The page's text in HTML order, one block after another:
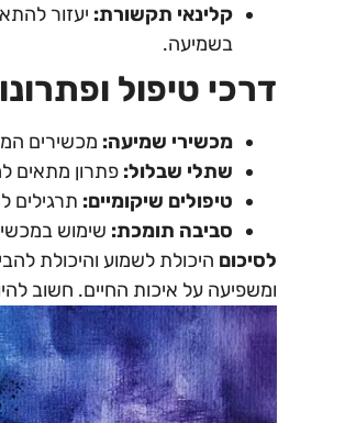
קלינאי תקשורת: יעזור
בשמיעה.
דרכי טיפול
מכשירי שמיעה: מכשירים
שתלי שבלול: פתרון מתאים
טיפולים שיקומיים: תרגילים
סביבה תומכת: שימוש
לסיכום היכולת לשמוע והיכולת
ומשפיעה על איכות החיים. חשוב